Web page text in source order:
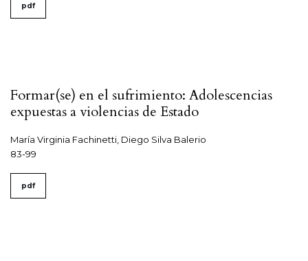
pdf
Formar(se) en el sufrimiento: Adolescencias
expuestas a violencias de Estado
María Virginia Fachinetti, Diego Silva Balerio
83-99
pdf